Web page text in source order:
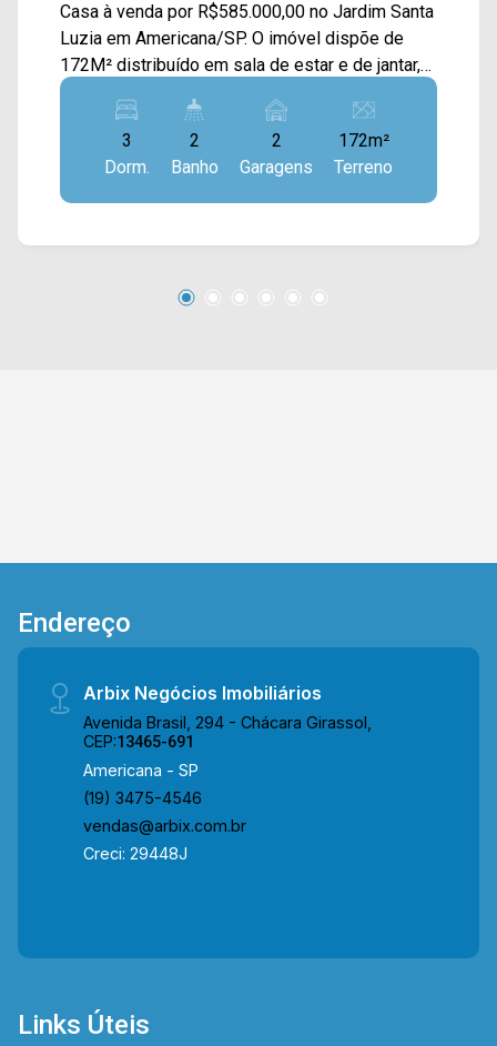
Casa à venda por R$585.000,00 no Jardim Santa
Luzia em Americana/SP. O imóvel dispõe de
172M² distribuído em sala de estar e de jantar,
cozinha com copa e forno embutido e área
gourmet com churrasqueira conjugada com a
área de serviço. > 03 dormitórios, sendo 01
suíte; > 02 banheiro, sendo 01 social; > 02 vagas
de garagem. Localizado próximo a
bancos, postos de saúde e entre outros tipos
equipe e agende a sua visita!! WhatsApp e
3
Dorm.
2
Banho
2
Garagens
172m²
Terreno
Endereço
Arbix Negócios Imobiliários
Avenida Brasil, 294 - Chácara Girassol,
CEP:13465-691
Americana - SP
(19) 3475-4546
vendas@arbix.com.br
Creci: 29448J
Links Úteis